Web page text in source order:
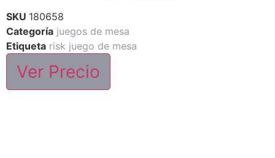
SKU 180658
Categoría juegos de mesa
Etiqueta risk juego de mesa
Ver Precio